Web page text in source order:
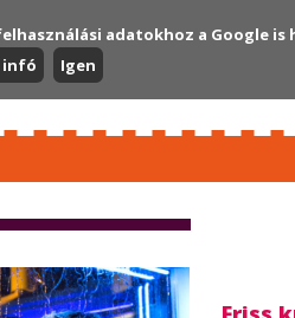
adatokhoz a Google
infó Igen